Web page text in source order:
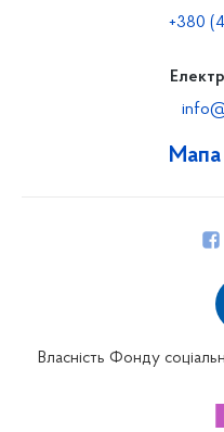
Мапа
+380
Власність Фонду